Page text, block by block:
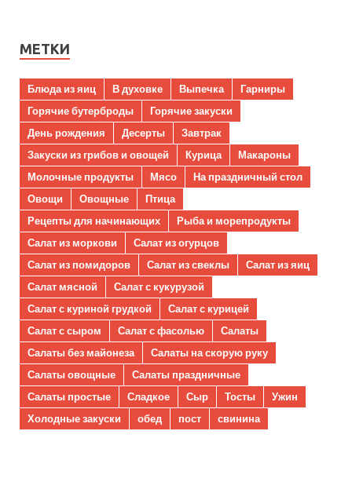
МЕТКИ
Блюда из яиц В духовке Выпечка
Гарниры
Горячие бутерброды
Горячие закуски
День рождения
Десерты
Завтрак
Закуски из грибов и овощей
Курица
Макароны
Молочные продукты
Мясо
На праздничный стол
Овощи
Овощные
Птица
Рецепты для начинающих
Рыба и морепродукты
Салат из моркови
Салат из огурцов
Салат из помидоров
Салат из свеклы
Салат из яиц
Салат мясной
Салат с кукурузой
Салат с куриной грудкой
Салат с курицей
Салат с сыром
Салат с фасолью
Салаты
Салаты без майонеза
Салаты на скорую руку
Салаты овощные
Салаты праздничные
Салаты простые
Сладкое Сыр Тосты
Ужин
Холодные закуски
обед пост свинина